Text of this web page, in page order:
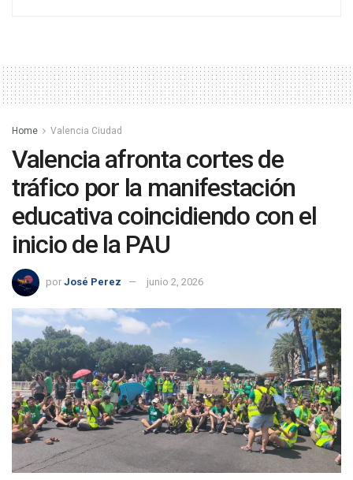
Home Valencia Ciudad
Valencia afronta cortes de
tráfico por la manifestación
educativa coincidiendo con el
inicio de la PAU
por José Perez junio 2, 2026